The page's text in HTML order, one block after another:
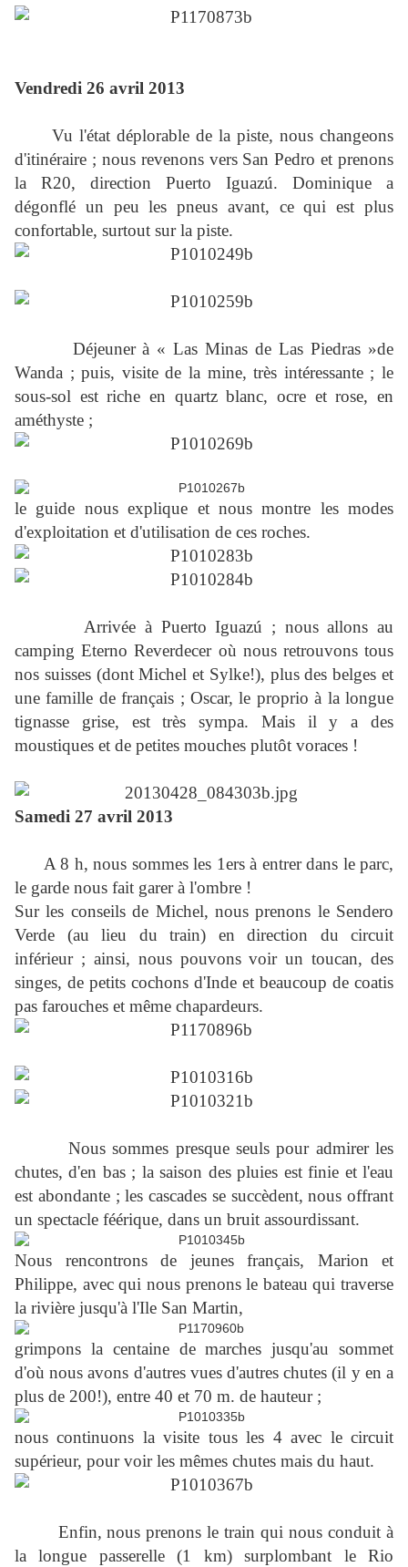
Vendredi 26 avril 2013
Vu l'état déplorable de la piste, nous changeons
d'itinéraire ; nous revenons vers San Pedro et prenons
la R20, direction Puerto Iguazú. Dominique a
dégonflé un peu les pneus avant, ce qui est plus
confortable, surtout sur la piste.
Déjeuner à « Las Minas de Las Piedras »de
Wanda ; puis, visite de la mine, très intéressante ; le
sous-sol est riche en quartz blanc, ocre et rose, en
améthyste ;
le guide nous explique et nous montre les modes
d'exploitation et d'utilisation de ces roches.
Arrivée à Puerto Iguazú ; nous allons au
camping Eterno Reverdecer où nous retrouvons tous
nos suisses (dont Michel et Sylke!), plus des belges et
une famille de français ; Oscar, le proprio à la longue
tignasse grise, est très sympa. Mais il y a des
moustiques et de petites mouches plutôt voraces !
Samedi 27 avril 2013
A 8 h, nous sommes les 1ers à entrer dans le parc,
le garde nous fait garer à l'ombre !
Sur les conseils de Michel, nous prenons le Sendero
Verde (au lieu du train) en direction du circuit
inférieur ; ainsi, nous pouvons voir un toucan, des
singes, de petits cochons d'Inde et beaucoup de coatis
pas farouches et même chapardeurs.
Nous sommes presque seuls pour admirer les
chutes, d'en bas ; la saison des pluies est finie et l'eau
est abondante ; les cascades se succèdent, nous offrant
un spectacle féérique, dans un bruit assourdissant.
Nous rencontrons de jeunes français, Marion et
Philippe, avec qui nous prenons le bateau qui traverse
la rivière jusqu'à l'Ile San Martin,
grimpons la centaine de marches jusqu'au sommet
d'où nous avons d'autres vues d'autres chutes (il y en a
plus de 200!), entre 40 et 70 m. de hauteur ;
nous continuons la visite tous les 4 avec le circuit
supérieur, pour voir les mêmes chutes mais du haut.
Enfin, nous prenons le train qui nous conduit à
la longue passerelle (1 km) surplombant le Rio